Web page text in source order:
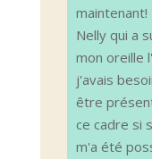
Nelly qui a
mon oreille
j'avais
être
ce cadre si
m'a été